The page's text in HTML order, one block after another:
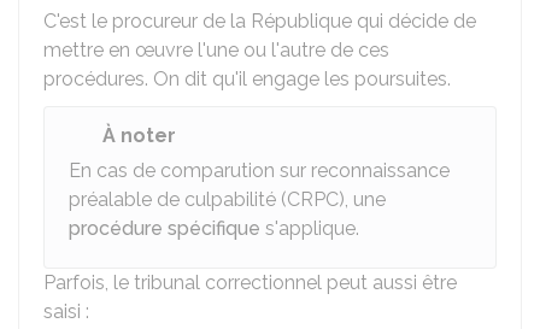
C'est le procureur de la République qui décide de
mettre en œuvre l'une ou l'autre de ces
procédures. On dit qu'il engage les poursuites.
À noter
En cas de comparution sur reconnaissance
préalable de culpabilité (CRPC), une
procédure spécifique s'applique.
Parfois, le tribunal correctionnel peut aussi être
saisi :